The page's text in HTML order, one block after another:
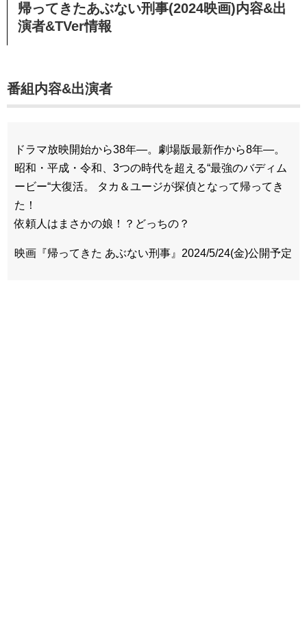
帰ってきたあぶない刑事(2024映画)内容&出
演者&TVer情報
番組内容&出演者
ドラマ放映開始から38年―。劇場版最新作から8年―。
昭和・平成・令和、3つの時代を超える“最強のバディム
ービー“大復活。 タカ＆ユージが探偵となって帰ってき
た！
依頼人はまさかの娘！？どっちの？
映画『帰ってきた あぶない刑事』2024/5/24(金)公開予定